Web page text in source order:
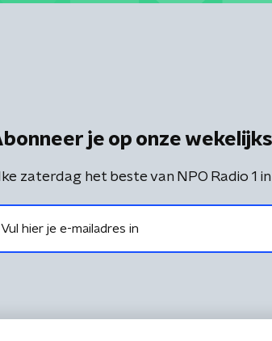
je op onze
zaterdag het beste van NPO Radio 1